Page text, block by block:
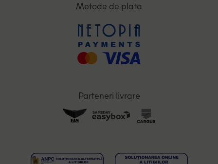
Metode de plata
Parteneri livrare